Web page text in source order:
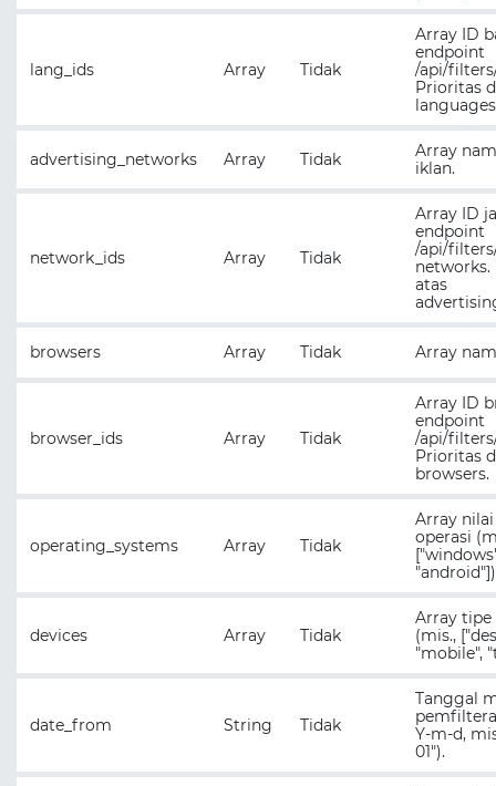
lang_ids Array Tidak
Array ID
endpoint
/api/
Prioritas
advertising_networks Array Tidak
Array
iklan.
network_ids Array Tidak
Array ID
endpoint
/api/
atas
browsers Array Tidak Array
browser_ids Array Tidak
Array ID
endpoint
/api/
Prioritas
browsers.
operating_systems Array Tidak
Array
operasi
devices Array Tidak
Array
(mis.,
"mobile",
date_from String Tidak
Tanggal
Y-m-d,
01").